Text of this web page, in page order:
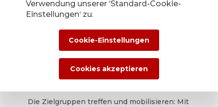
Produktkategorien
Die Zielgruppen treffen und mobilisieren: Mit
Verwendung unserer ‘Standard-Cookie-
Einstellungen‘ zu.
Cookie-Einstellungen
Cookies akzeptieren